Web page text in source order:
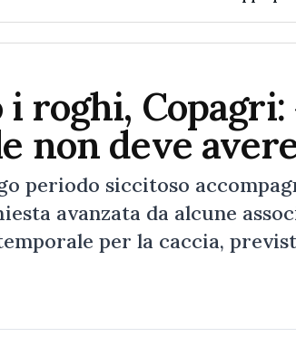
i roghi, Copagri:
non deve
periodo siccitoso
avanzata da alcune
per la caccia,